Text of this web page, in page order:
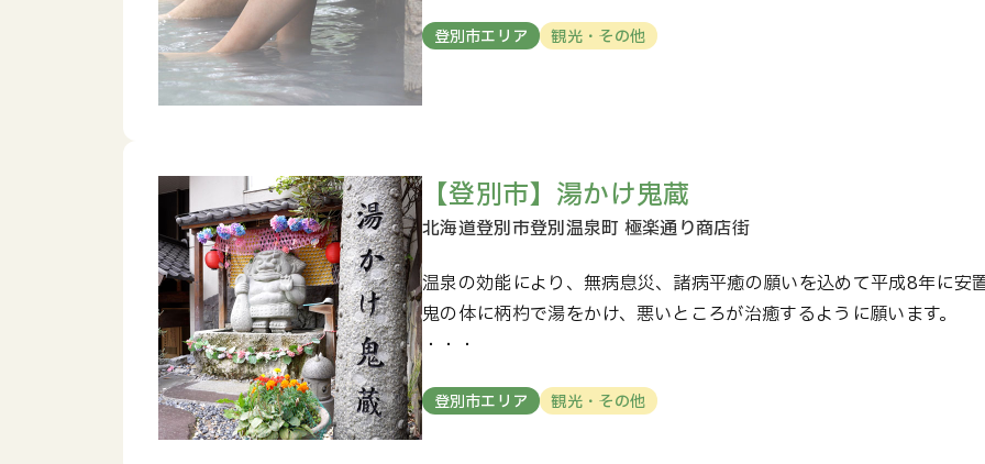
登別市エリア 観光・その他
【登別市】湯かけ鬼蔵
温泉の効能により、無病息災、諸病平癒の願いを込めて平成8年に安
鬼の体に柄杓で湯をかけ、悪いところが治癒するように願います。
・・・
登別市エリア 観光・その他